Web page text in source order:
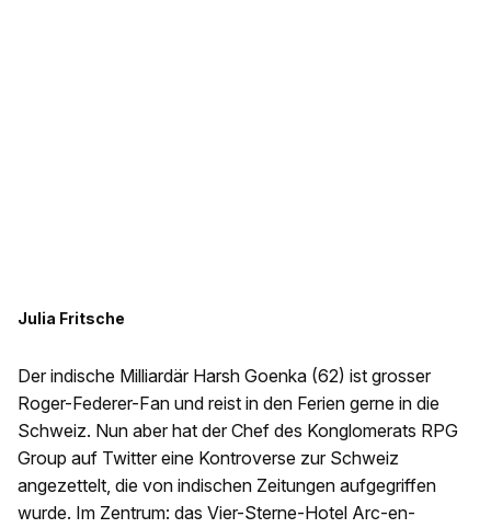
Julia Fritsche
Der indische Milliardär Harsh Goenka (62) ist grosser
Roger-Federer-Fan und reist in den Ferien gerne in die
Schweiz. Nun aber hat der Chef des Konglomerats RPG
Group auf Twitter eine Kontroverse zur Schweiz
angezettelt, die von indischen Zeitungen aufgegriffen
wurde. Im Zentrum: das Vier-Sterne-Hotel Arc-en-